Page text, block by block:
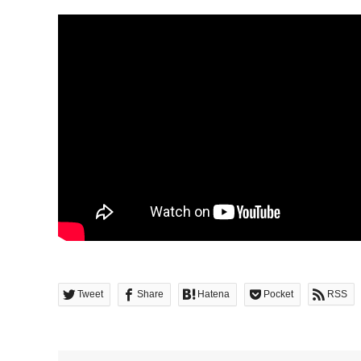
Tweet Share Hatena Pocket RSS